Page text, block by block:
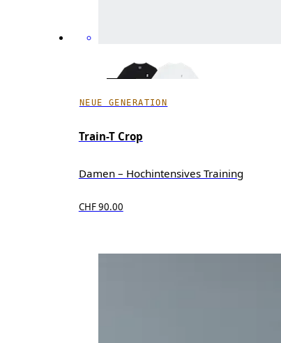
NEUE GENERATION
Train-T Crop
Damen – Hochintensives Training
CHF 90.00